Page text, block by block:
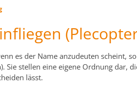
es der Name anzudeuten scheint,
Sie stellen eine eigene Ordnung dar,
lässt.